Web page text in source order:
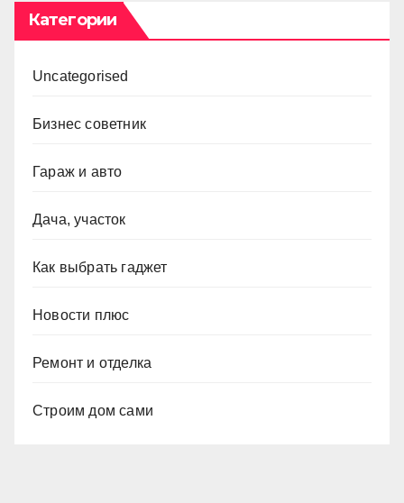
Категории
Uncategorised
Бизнес советник
Гараж и авто
Дача, участок
Как выбрать гаджет
Новости плюс
Ремонт и отделка
Строим дом сами